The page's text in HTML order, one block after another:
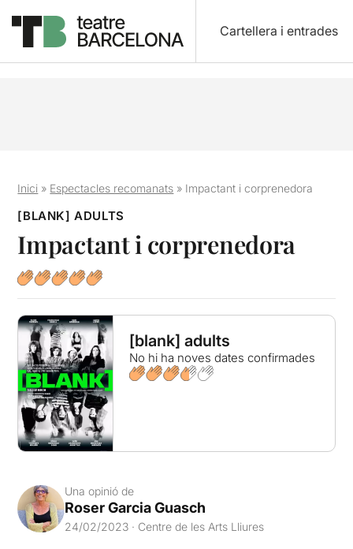
Cartellera i entrades
Inici » Espectacles recomanats » Impactant i corprenedora
[BLANK] ADULTS
Impactant i corprenedora
[blank] adults
No hi ha noves dates confirmades
Una opinió de
Roser Garcia Guasch
24/02/2023 · Centre de les Arts Lliures